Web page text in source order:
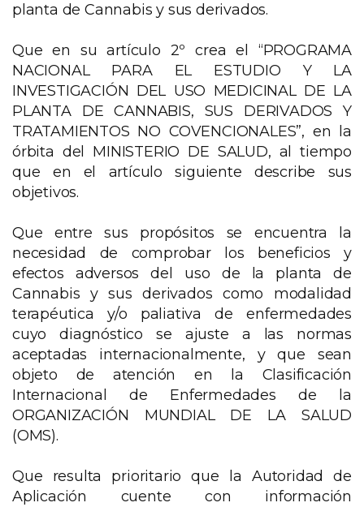
planta de Cannabis y sus derivados.
Que en su artículo 2º crea el “PROGRAMA
NACIONAL PARA EL ESTUDIO Y LA
INVESTIGACIÓN DEL USO MEDICINAL DE LA
PLANTA DE CANNABIS, SUS DERIVADOS Y
TRATAMIENTOS NO COVENCIONALES”, en la
órbita del MINISTERIO DE SALUD, al tiempo
que en el artículo siguiente describe sus
objetivos.
Que entre sus propósitos se encuentra la
necesidad de comprobar los beneficios y
efectos adversos del uso de la planta de
Cannabis y sus derivados como modalidad
terapéutica y/o paliativa de enfermedades
cuyo diagnóstico se ajuste a las normas
aceptadas internacionalmente, y que sean
objeto de atención en la Clasificación
Internacional de Enfermedades de la
ORGANIZACIÓN MUNDIAL DE LA SALUD
(OMS).
Que resulta prioritario que la Autoridad de
Aplicación cuente con información